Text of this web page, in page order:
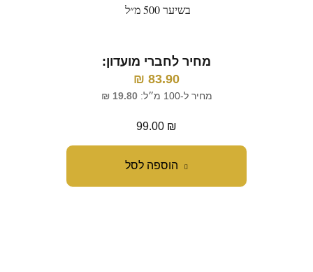
הוספה לסל
בשיער 500 מ״ל
מחיר לחברי מועדון:
83.90
₪
מחיר ל-100 מ״ל: 19.80
₪
99.00 ₪